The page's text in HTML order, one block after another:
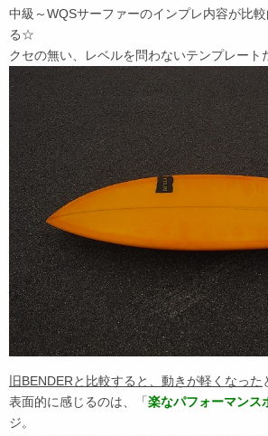
中級～WQSサーファーのインプレ内容が比
る☆
クセの無い、レベルを問わないテンプレート
旧BENDERと比較すると、動きが軽くなった
表面的に感じるのは、「楽なパフォーマンス
ジ。